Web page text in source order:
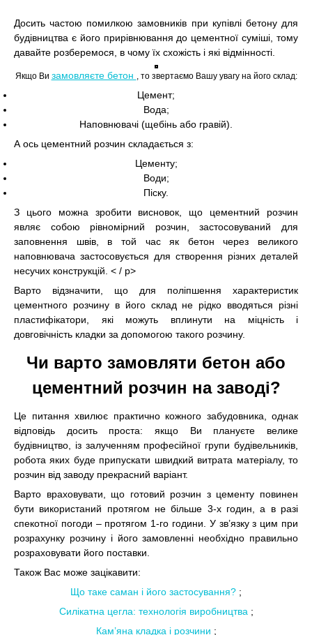
Досить частою помилкою замовників при купівлі бетону для
будівництва є його прирівнювання до цементної суміші, тому
давайте розберемося, в чому їх схожість і які відмінності.
Якщо Ви замовляєте бетон , то звертаємо Вашу увагу на його склад:
Цемент;
Вода;
Наповнювачі (щебінь або гравій).
А ось цементний розчин складається з:
Цементу;
Води;
Піску.
З цього можна зробити висновок, що цементний розчин
являє собою рівномірний розчин, застосовуваний для
заповнення швів, в той час як бетон через великого
наповнювача застосовується для створення різних деталей
несучих конструкцій. < / p>
Варто відзначити, що для поліпшення характеристик
цементного розчину в його склад не рідко вводяться різні
пластифікатори, які можуть вплинути на міцність і
довговічність кладки за допомогою такого розчину.
Чи варто замовляти бетон або
цементний розчин на заводі?
Це питання хвилює практично кожного забудовника, однак
відповідь досить проста: якщо Ви плануєте велике
будівництво, із залученням професійної групи будівельників,
робота яких буде припускати швидкий витрата матеріалу, то
розчин від заводу прекрасний варіант.
Варто враховувати, що готовий розчин з цементу повинен
бути використаний протягом не більше 3-х годин, а в разі
спекотної погоди – протягом 1-го години. У зв’язку з цим при
розрахунку розчину і його замовленні необхідно правильно
розраховувати його поставки.
Також Вас може зацікавити:
Що таке саман і його застосування? ;
Силікатна цегла: технологія виробництва ;
Кам’яна кладка і розчини ;